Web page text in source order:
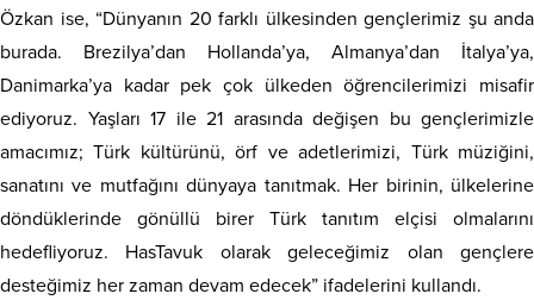
Özkan ise, “Dünyanın 20 farklı ülkesinden gençlerimiz şu anda
burada. Brezilya’dan Hollanda’ya, Almanya’dan İtalya’ya,
Danimarka’ya kadar pek çok ülkeden öğrencilerimizi misafir
ediyoruz. Yaşları 17 ile 21 arasında değişen bu gençlerimizle
amacımız; Türk kültürünü, örf ve adetlerimizi, Türk müziğini,
sanatını ve mutfağını dünyaya tanıtmak. Her birinin, ülkelerine
döndüklerinde gönüllü birer Türk tanıtım elçisi olmalarını
hedefliyoruz. HasTavuk olarak geleceğimiz olan gençlere
desteğimiz her zaman devam edecek” ifadelerini kullandı.